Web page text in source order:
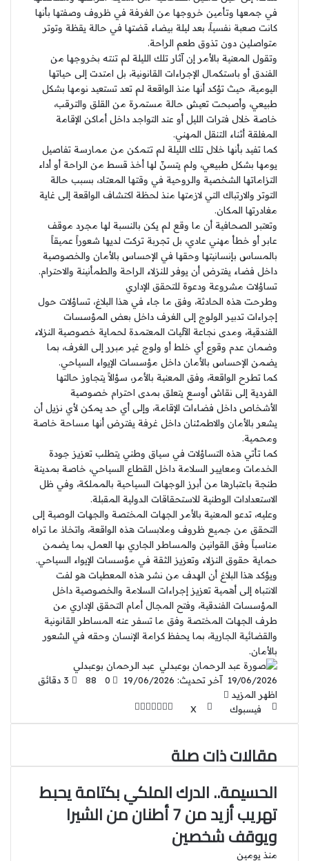
في جمعها وتأمين خروجها من الغرفة في ظروف وصفتها بأنها
كانت صعبة نفسياً، بعد ليلة بيضاء قضتها في حالة يقظة وتوتر
متواصلين دون تذوق طعم الراحة.
وتقول المعنية بالأمر إن آثار تلك الليلة لم تنته بخروجها من
الفندق أو باستكمال الإجراءات القانونية، بل امتدت إلى حياتها
اليومية، حيث تؤكد أنها منذ الواقعة لم تعد تستعيد نومها بشكل
طبيعي، وأصبحت تعيش حالة مستمرة من القلق والترقب،
خاصة خلال فترات الليل أو عند التواجد داخل أماكن الإقامة
المغلقة أثناء التنقل المهني.
كما تفيد بأنها خلال تلك الليلة لم تتمكن من ممارسة تفاصيل
يومها بشكل طبيعي، ولم يتسنّ لها أخذ قسط من الراحة أو أداء
التزاماتها الشخصية والروحية في وقتها المعتاد، بسبب حالة
التوتر والارتباك التي لازمتها منذ لحظة اكتشاف الواقعة إلى غاية
مغادرتها المكان.
وتعتبر الصحافية أن ما وقع لم يكن بالنسبة لها مجرد موقف
عابر أو خطأ مهني عادي، بل تجربة تركت لديها شعوراً عميقاً
بالمساس بإنسانيتها وحقها في الإحساس بالأمان والخصوصية
داخل فضاء يفترض أن يوفر للنزلاء الراحة والطمأنينة والاحترام.
تساؤلات مشروعة ودعوة للتحقق الإداري
وطرحت هذه الحادثة، وفق ما جاء في هذا البلاغ، تساؤلات حول
إجراءات تدبير الولوج إلى الغرف داخل بعض المؤسسات
الفندقية، ومدى نجاعة الآليات المعتمدة لحماية خصوصية النزلاء
وضمان عدم وقوع أي خلط أو ولوج غير مبرر إلى الغرف، بما
يضمن الإحساس بالأمان داخل مؤسسات الإيواء السياحي.
كما تطرح الواقعة، وفق المعنية بالأمر، سؤالاً يتجاوز حالتها
الفردية إلى نقاش أوسع يتعلق بمدى احترام خصوصية
الأشخاص داخل فضاءات الإقامة، وإلى أي حد يمكن لأي نزيل أن
يشعر بالأمان والاطمئنان داخل غرفة يفترض أنها مساحة خاصة
ومحمية.
كما تأتي هذه التساؤلات في سياق وطني يتطلب تعزيز جودة
الخدمات ومعايير السلامة داخل القطاع السياحي، خاصة بمدينة
طنجة باعتبارها من أبرز الوجهات السياحية بالمملكة، وفي ظل
الاستعدادات الوطنية للاستحقاقات الدولية المقبلة.
وعليه، تدعو المعنية بالأمر الجهات المختصة والجهات الوصية إلى
التحقق من جميع ظروف وملابسات هذه الواقعة، واتخاذ ما تراه
مناسباً وفق القوانين والمساطر الجاري بها العمل، بما يضمن
حماية حقوق النزلاء وتعزيز الثقة في مؤسسات الإيواء السياحي.
ويؤكد هذا البلاغ أن الهدف من نشر هذه المعطيات هو لفت
الانتباه إلى أهمية تعزيز إجراءات السلامة والخصوصية داخل
المؤسسات الفندقية، وفتح المجال أمام التحقق الإداري من
طرف الجهات المختصة وفق ما تسفر عنه المساطر القانونية
والقضائية الجارية، بما يحفظ كرامة الإنسان وحقه في الشعور
بالأمان.
عبد الرحمان بوعبدلي
19/06/2026 آخر تحديث: 19/06/2026 0
اظهر المزيد
فيسبوك
‫X
ي
د
ن
T
b
r
ي
ي
ي
س
ت
R
d
t
V
n
a
t
ش
ك
ع
ر
ب
ة
مقالات ذات صلة
الحسيمة.. الدرك الملكي بكتامة يحبط
تهريب أزيد من 7 أطنان من الشيرا
ويوقف شخصين
منذ يومين